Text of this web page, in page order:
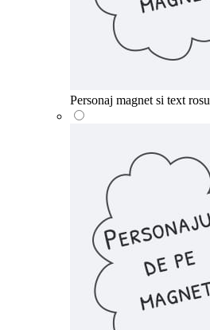
Personaj magnet si text rosu